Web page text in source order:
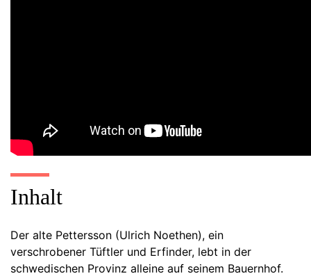
Inhalt
Der alte Pettersson (Ulrich Noethen), ein
verschrobener Tüftler und Erfinder, lebt in der
schwedischen Provinz alleine auf seinem Bauernhof.